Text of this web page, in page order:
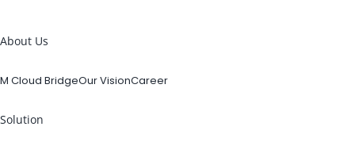
About Us
M Cloud BridgeOur VisionCareer
Solution